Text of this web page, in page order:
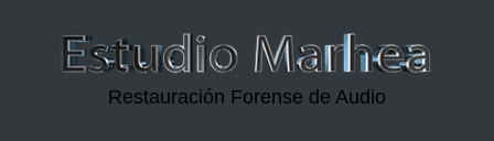
Restauración Forense de Audio